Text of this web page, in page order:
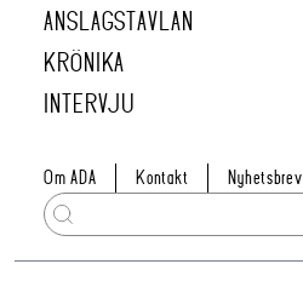
ANSLAGSTAVLAN
KRÖNIKA
INTERVJU
Om ADA Kontakt Nyhetsbrev